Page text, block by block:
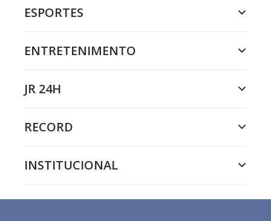
ESPORTES
ENTRETENIMENTO
JR 24H
RECORD
INSTITUCIONAL